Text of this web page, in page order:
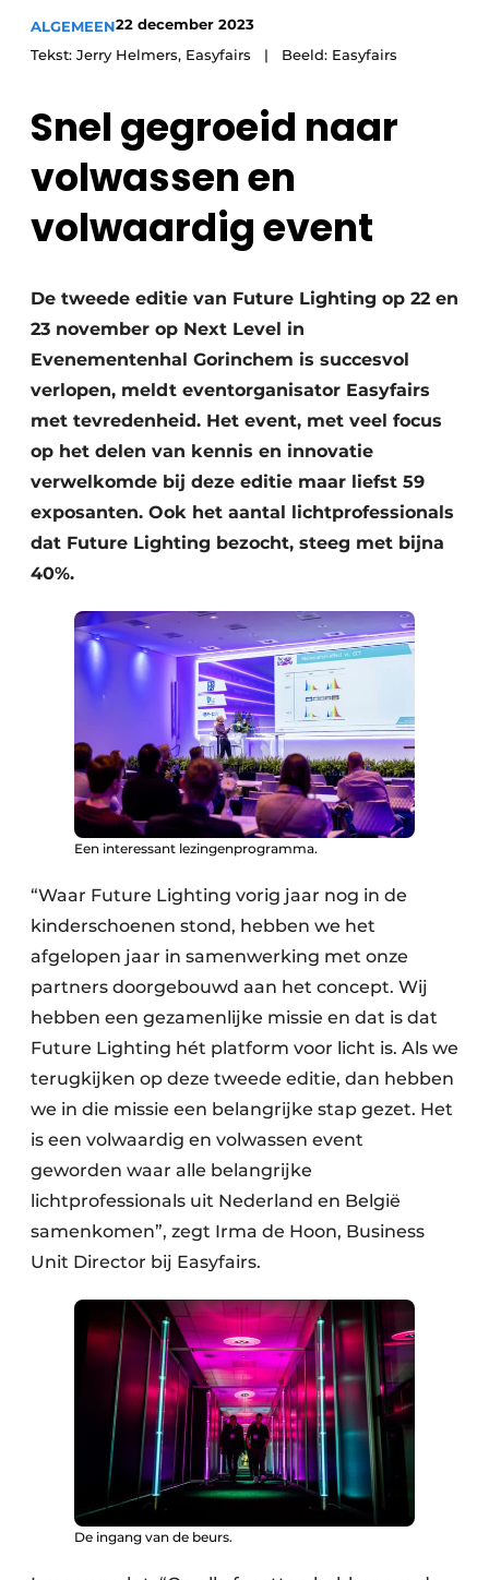
ALGEMEEN22 december 2023
Tekst: Jerry Helmers, Easyfairs | Beeld: Easyfairs
Snel gegroeid naar
volwassen en
volwaardig event
De tweede editie van Future Lighting op 22 en
23 november op Next Level in
Evenementenhal Gorinchem is succesvol
verlopen, meldt eventorganisator Easyfairs
met tevredenheid. Het event, met veel focus
op het delen van kennis en innovatie
verwelkomde bij deze editie maar liefst 59
exposanten. Ook het aantal lichtprofessionals
dat Future Lighting bezocht, steeg met bijna
40%.
Een interessant lezingenprogramma.
“Waar Future Lighting vorig jaar nog in de
kinderschoenen stond, hebben we het
afgelopen jaar in samenwerking met onze
partners doorgebouwd aan het concept. Wij
hebben een gezamenlijke missie en dat is dat
Future Lighting hét platform voor licht is. Als we
terugkijken op deze tweede editie, dan hebben
we in die missie een belangrijke stap gezet. Het
is een volwaardig en volwassen event
geworden waar alle belangrijke
lichtprofessionals uit Nederland en België
samenkomen”, zegt Irma de Hoon, Business
Unit Director bij Easyfairs.
De ingang van de beurs.